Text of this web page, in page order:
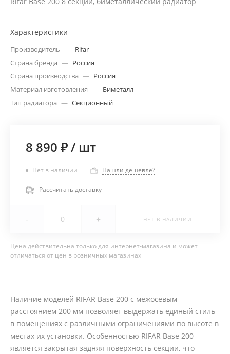
Характеристики
Производитель — Rifar
Страна бренда — Россия
Страна производства — Россия
Материал изготовления — Биметалл
Тип радиатора — Секционный
8 890 ₽/ шт
Нет в наличии Нашли дешевле?
Рассчитать доставку
- + НЕТ В НАЛИЧИИ
Цена действительна только для интернет-магазина и может
отличаться от цен в розничных магазинах
Наличие моделей RIFAR Base 200 с межосевым
расстоянием 200 мм позволяет выдержать единый стиль
в помещениях с различными ограничениями по высоте в
местах их установки. Особенностью RIFAR Base 200
является закрытая задняя поверхность секции, что